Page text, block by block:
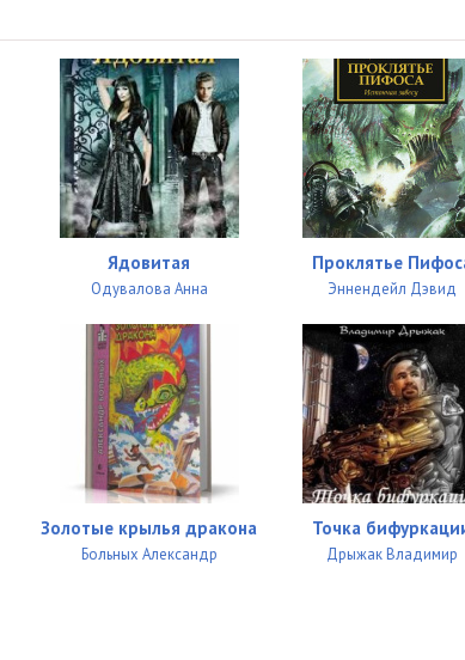
Ядовитая
Одувалова Анна
Проклятье
Эннендейл Дэвид
Золотые крылья дракона
Больных Александр
Точка
Дрыжак Владимир